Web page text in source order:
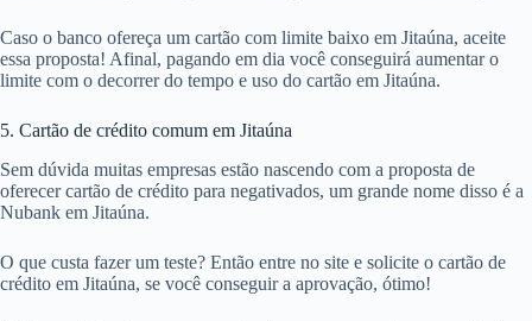
Caso o banco ofereça um cartão com limite baixo em Jitaúna, aceite
essa proposta! Afinal, pagando em dia você conseguirá aumentar o
limite com o decorrer do tempo e uso do cartão em Jitaúna.
5. Cartão de crédito comum em Jitaúna
Sem dúvida muitas empresas estão nascendo com a proposta de
oferecer cartão de crédito para negativados, um grande nome disso é a
Nubank em Jitaúna.
O que custa fazer um teste? Então entre no site e solicite o cartão de
crédito em Jitaúna, se você conseguir a aprovação, ótimo!